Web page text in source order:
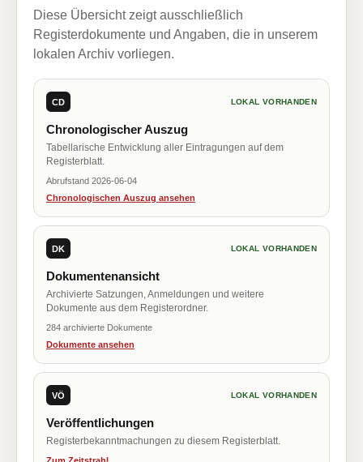
Diese Übersicht zeigt ausschließlich
Registerdokumente und Angaben, die in unserem
lokalen Archiv vorliegen.
CD LOKAL VORHANDEN
Chronologischer Auszug
Tabellarische Entwicklung aller Eintragungen auf dem
Registerblatt.
Abrufstand 2026-06-04
Chronologischen Auszug ansehen
DK LOKAL VORHANDEN
Dokumentenansicht
Archivierte Satzungen, Anmeldungen und weitere
Dokumente aus dem Registerordner.
284 archivierte Dokumente
Dokumente ansehen
VÖ LOKAL VORHANDEN
Veröffentlichungen
Registerbekanntmachungen zu diesem Registerblatt.